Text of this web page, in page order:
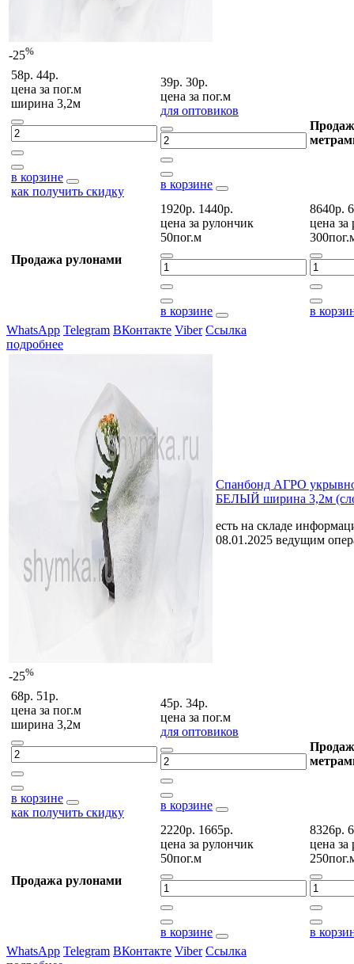
-25%
58р. 44р.
цена за пог.м
ширина 3,2м
в корзине
как получить скидку
39р. 30р.
цена за пог.м
для оптовиков
в корзине
Продажа рулонами
1920р. 1440р.
цена за рулончик
50пог.м
в корзине
8640р.
цена за
в
WhatsApp Telegram ВКонтакте Viber Ссылка
подробнее
-25%
Спанбонд АГРО
БЕЛЫЙ ширина 3,2м
есть на складе
08.01.2025 ведущим
68р. 51р.
цена за пог.м
ширина 3,2м
в корзине
как получить скидку
45р. 34р.
цена за пог.м
для оптовиков
в корзине
Продажа рулонами
2220р. 1665р.
цена за рулончик
50пог.м
в корзине
8326р.
цена за
в
WhatsApp Telegram ВКонтакте Viber Ссылка